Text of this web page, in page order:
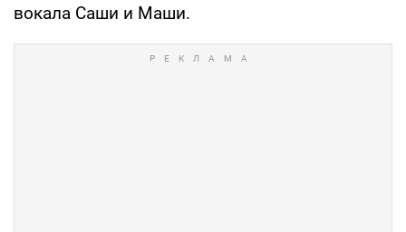
вокала Саши и Маши.